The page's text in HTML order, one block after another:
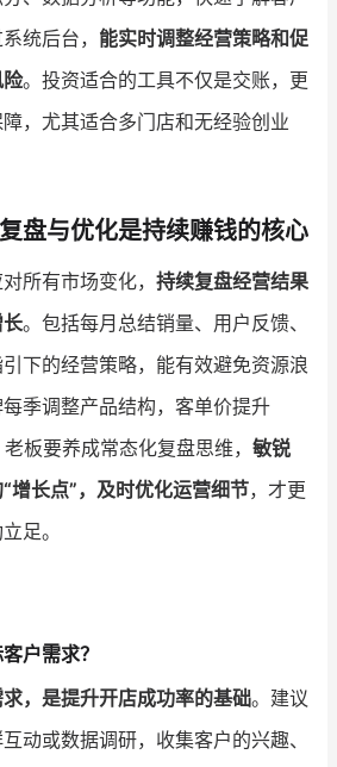
统后台， 能实时调整经营策略和促
。投资适合的工具不仅是交账，更
，尤其适合多门店和无经验创业
盘与优化是持续赚钱的核心
所有市场变化， 持续复盘经营结果
。包括每月总结销量、用户反馈、
下的经营策略，能有效避免资源浪
季调整产品结构，客单价提升
板要养成常态化复盘思维， 敏锐
增长点”，及时优化运营细节，才更
足。
户需求？
，是提升开店成功率的基础。建议
动或数据调研，收集客户的兴趣、